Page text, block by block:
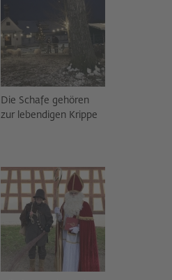
Die Schafe gehören
zur lebendigen Krippe